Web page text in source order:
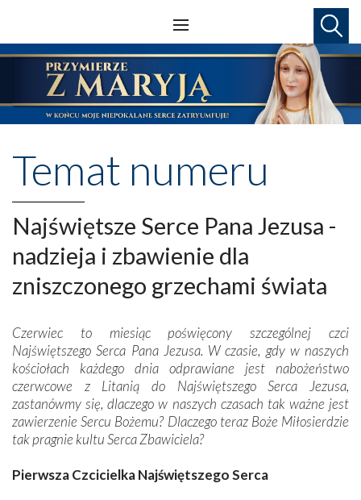
Temat numeru
Najświętsze Serce Pana Jezusa -
nadzieja i zbawienie dla
zniszczonego grzechami świata
Czerwiec to miesiąc poświęcony szczególnej czci
Najświętszego Serca Pana Jezusa. W czasie, gdy w naszych
kościołach każdego dnia odprawiane jest nabożeństwo
czerwcowe z Litanią do Najświętszego Serca Jezusa,
zastanówmy się, dlaczego w naszych czasach tak ważne jest
zawierzenie Sercu Bożemu? Dlaczego teraz Boże Miłosierdzie
tak pragnie kultu Serca Zbawiciela?
Pierwsza Czcicielka Najświętszego Serca